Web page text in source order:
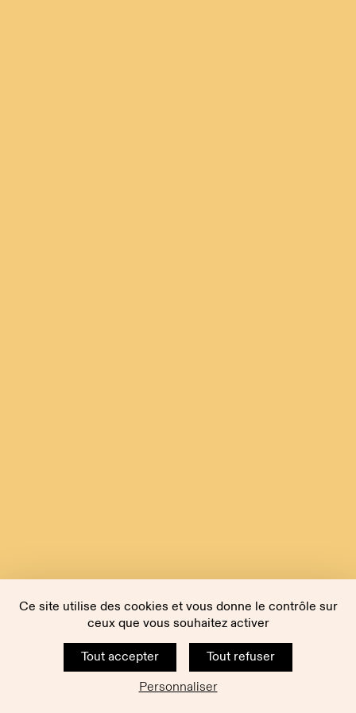
Ce site utilise des cookies et vous donne le contrôle sur
ceux que vous souhaitez activer
Tout accepter
Tout refuser
Personnaliser